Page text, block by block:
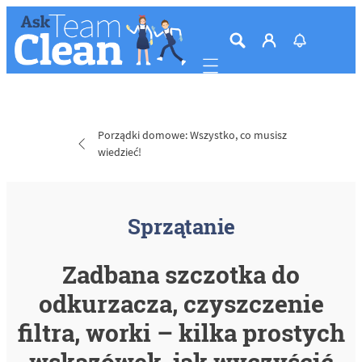
Mobile navigation
Porządki domowe: Wszystko, co musisz
wiedzieć!
Sprzątanie
Zadbana szczotka do
odkurzacza, czyszczenie
filtra, worki – kilka prostych